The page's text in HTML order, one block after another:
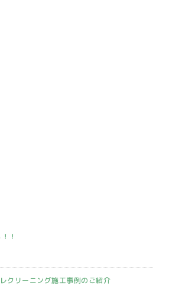
！
クリーニング施工事例のご紹介